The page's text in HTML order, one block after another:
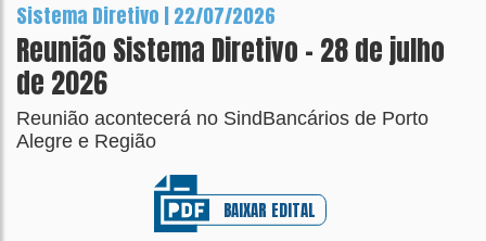
Sistema Diretivo | 22/07/2026
Reunião Sistema Diretivo - 28 de julho
de 2026
Reunião acontecerá no SindBancários de Porto
Alegre e Região
BAIXAR EDITAL